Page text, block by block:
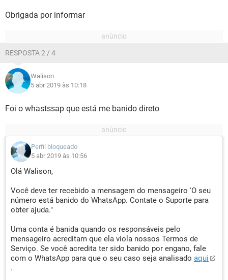
Obrigada por informar
RESPOSTA 2 / 4
Walison
5 abr 2019 às 10:18
Foi o whastssap que está me banido direto
Perfil bloqueado
5 abr 2019 às 10:56
Olá Walison,
Você deve ter recebido a mensagem do mensageiro 'O seu
número está banido do WhatsApp. Contate o Suporte para
obter ajuda."
Uma conta é banida quando os responsáveis pelo
mensageiro acreditam que ela viola nossos Termos de
Serviço. Se você acredita ter sido banido por engano, fale
com o WhatsApp para que o seu caso seja analisado aqui
.